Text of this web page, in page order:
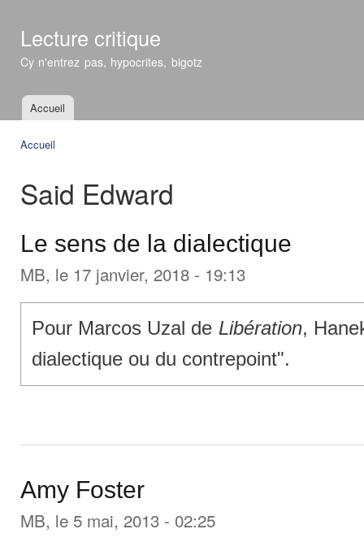
Lecture critique
Cy n'entrez pas, hypocrites, bigotz
Menu principal
Accueil
Accueil
Said Edward
Le sens de la dialectique
MB, le 17 janvier, 2018 - 19:13
Pour Marcos Uzal de Libération,
dialectique ou du contrepoint".
Amy Foster
MB, le 5 mai, 2013 - 02:25